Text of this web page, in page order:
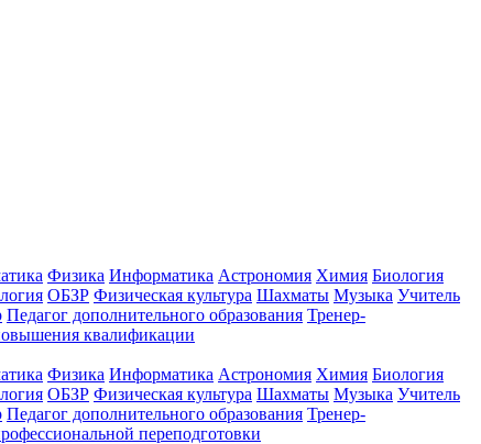
Физика Информатика Астрономия Химия Биология
ОБЗР Физическая культура Шахматы Музыка Учитель
Педагог дополнительного образования Тренер-
квалификации
Физика Информатика Астрономия Химия Биология
ОБЗР Физическая культура Шахматы Музыка Учитель
Педагог дополнительного образования Тренер-
переподготовки